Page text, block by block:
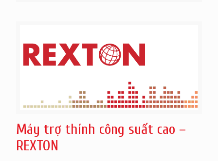
Máy trợ thính công suất cao –
REXTON